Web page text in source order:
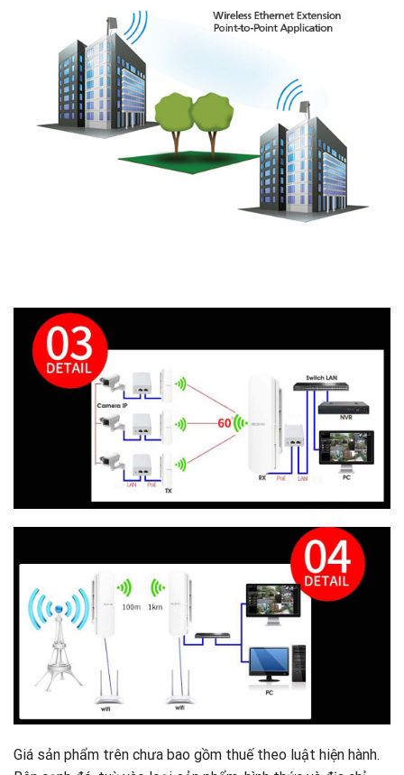
Giá sản phẩm trên chưa bao gồm thuế theo luật hiện hành.